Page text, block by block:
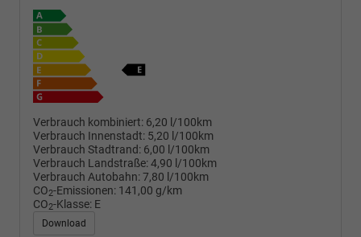
Verbrauch kombiniert: 6,20 l/100km
Verbrauch Innenstadt: 5,20 l/100km
Verbrauch Stadtrand: 6,00 l/100km
Verbrauch Landstraße:4,90 l/100km
Verbrauch Autobahn:7,80 l/100km
CO2-Emissionen: 141,00 g/km
CO2-Klasse: E
Download